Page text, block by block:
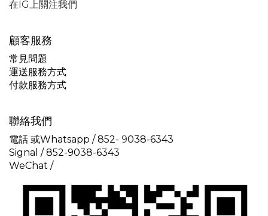
在IG上關注我們
顧客服務
常見問題
運送服務方式
付款服務方式
聯絡我們
電話 或Whatsapp / 852- 9038-6343
Signal /852-9038-6343
WeChat /